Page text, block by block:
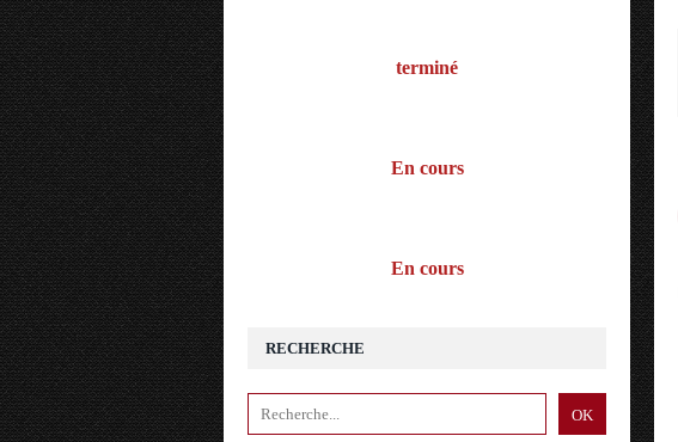
RECHERCHE
terminé
En cours
En cours